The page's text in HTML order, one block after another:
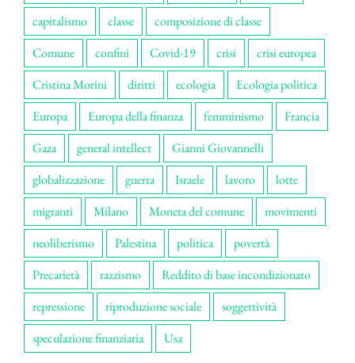
capitalismo
classe
composizione di classe
Comune
confini Covid-19 crisi
crisi europea
Cristina Morini
diritti ecologia
Ecologia politica
Europa
Europa della finanza femminismo
Francia
Gaza
general intellect
Gianni Giovannelli
globalizzazione
guerra Israele lavoro
lotte
migranti
Milano Moneta del comune
movimenti
neoliberismo
Palestina politica
povertà
Precarietà
razzismo
Reddito di base incondizionato
repressione
riproduzione sociale
soggettività
speculazione finanziaria
Usa